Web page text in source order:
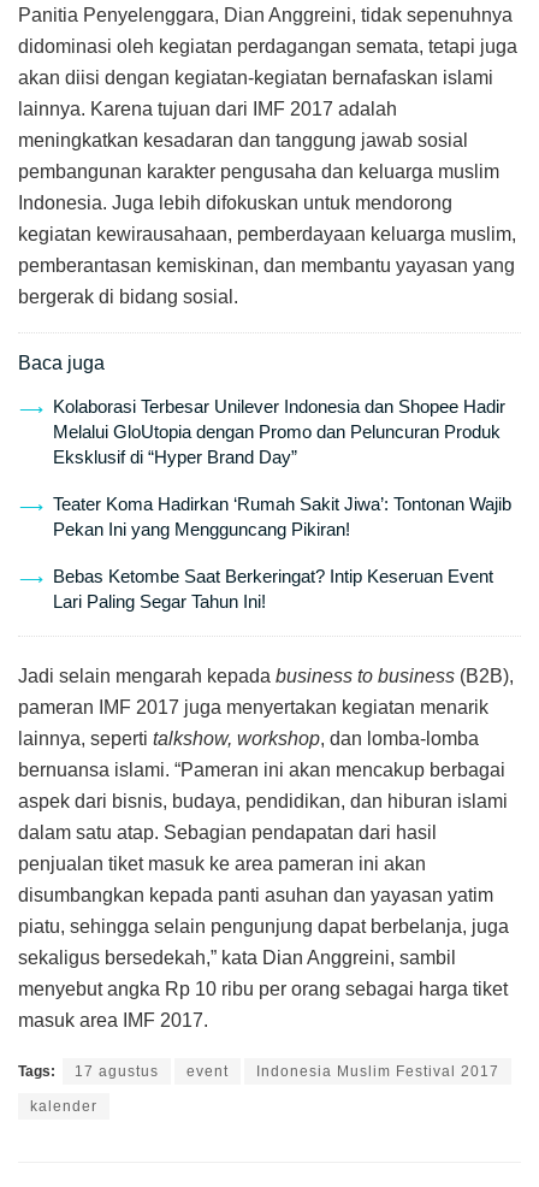
Panitia Penyelenggara, Dian Anggreini, tidak sepenuhnya
didominasi oleh kegiatan perdagangan semata, tetapi juga
akan diisi dengan kegiatan-kegiatan bernafaskan islami
lainnya. Karena tujuan dari IMF 2017 adalah
meningkatkan kesadaran dan tanggung jawab sosial
pembangunan karakter pengusaha dan keluarga muslim
Indonesia. Juga lebih difokuskan untuk mendorong
kegiatan kewirausahaan, pemberdayaan keluarga muslim,
pemberantasan kemiskinan, dan membantu yayasan yang
bergerak di bidang sosial.
Baca juga
Kolaborasi Terbesar Unilever Indonesia dan Shopee Hadir
Melalui GloUtopia dengan Promo dan Peluncuran Produk
Eksklusif di “Hyper Brand Day”
Teater Koma Hadirkan ‘Rumah Sakit Jiwa’: Tontonan Wajib
Pekan Ini yang Mengguncang Pikiran!
Bebas Ketombe Saat Berkeringat? Intip Keseruan Event
Lari Paling Segar Tahun Ini!
Jadi selain mengarah kepada business to business (B2B),
pameran IMF 2017 juga menyertakan kegiatan menarik
lainnya, seperti talkshow, workshop, dan lomba-lomba
bernuansa islami. “Pameran ini akan mencakup berbagai
aspek dari bisnis, budaya, pendidikan, dan hiburan islami
dalam satu atap. Sebagian pendapatan dari hasil
penjualan tiket masuk ke area pameran ini akan
disumbangkan kepada panti asuhan dan yayasan yatim
piatu, sehingga selain pengunjung dapat berbelanja, juga
sekaligus bersedekah,” kata Dian Anggreini, sambil
menyebut angka Rp 10 ribu per orang sebagai harga tiket
masuk area IMF 2017.
Tags: 17 agustus event Indonesia Muslim Festival 2017
kalender